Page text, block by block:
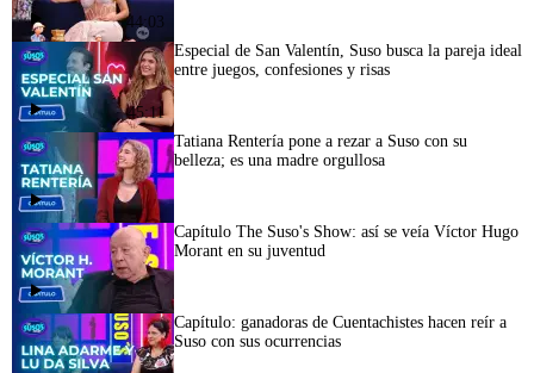
44:03
45:11
Especial de San Valentín, Suso busca la pareja ideal
entre juegos, confesiones y risas
Tatiana Rentería pone a rezar a Suso con su
belleza; es una madre orgullosa
Capítulo The Suso's Show: así se veía Víctor Hugo
Morant en su juventud
Capítulo: ganadoras de Cuentachistes hacen reír a
Suso con sus ocurrencias